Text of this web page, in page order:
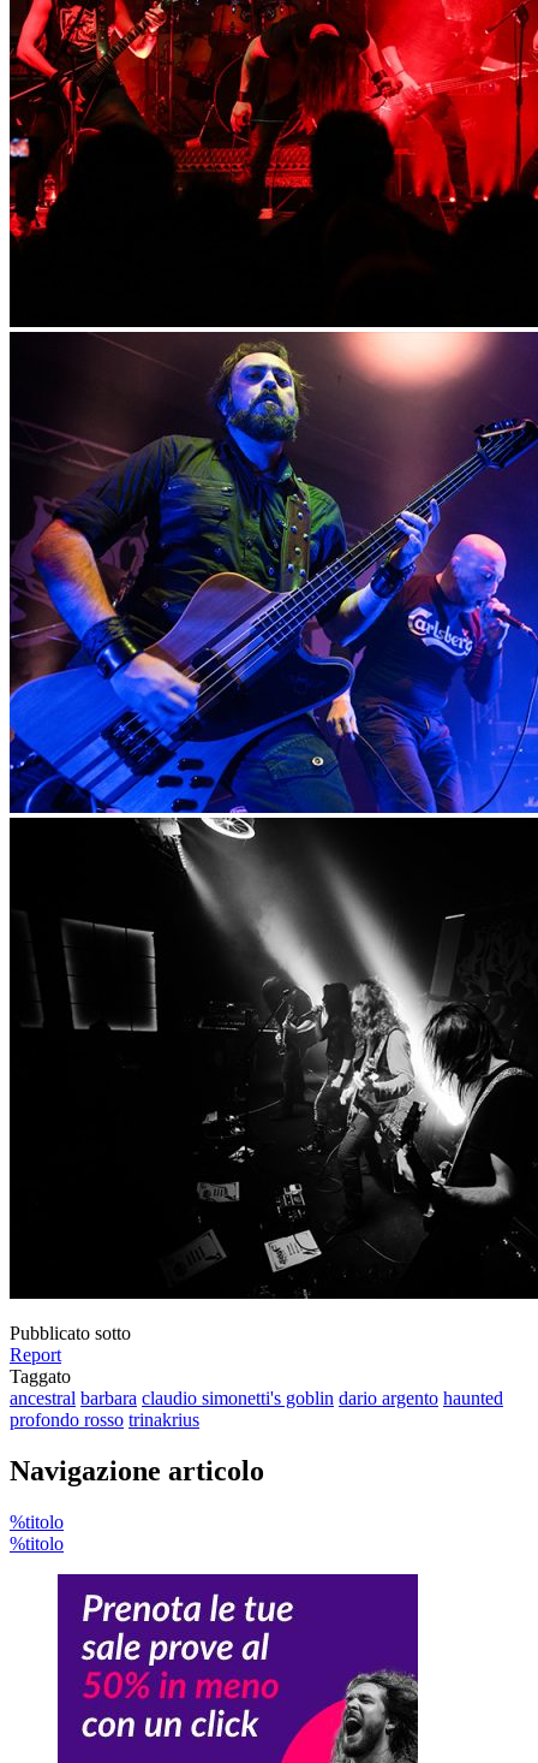
Pubblicato sotto
Report
Taggato
ancestral barbara claudio simonetti's goblin dario argento haunted
profondo rosso trinakrius
Navigazione articolo
%titolo
%titolo